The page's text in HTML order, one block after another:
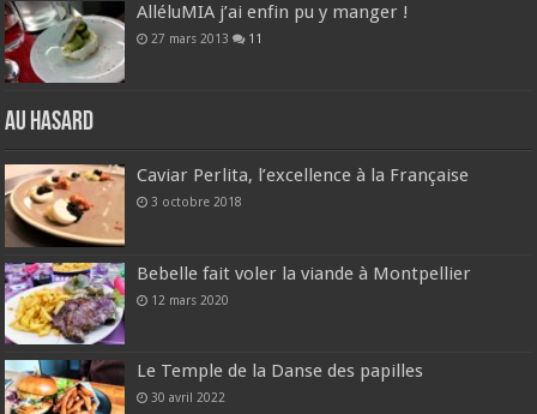
AlléluMIA j’ai enfin pu y manger !
27 mars 2013 11
Au hasard
Caviar Perlita, l’excellence à la Française
3 octobre 2018
Bebelle fait voler la viande à Montpellier
12 mars 2020
Le Temple de la Danse des papilles
30 avril 2022